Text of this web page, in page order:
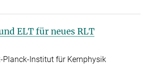
ELT für neues RLT
Planck-Institut für Kernphysik